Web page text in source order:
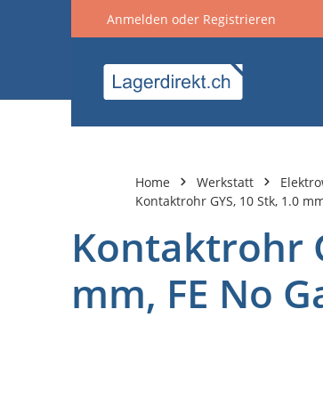
Zur Hauptnavigation springen
Anmelden oder Registrieren
Home Werkstatt
Kontaktrohr GYS, 10 Stk, 1.0
Kontaktrohr
mm, FE No